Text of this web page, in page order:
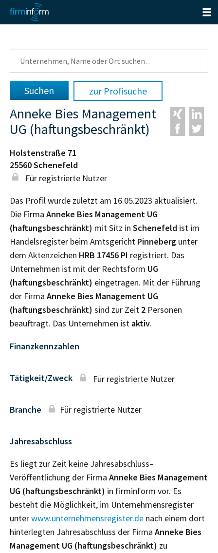
zur Profisuche
Anneke Bies Management
UG (haftungsbeschränkt)
Holstenstraße 71
25560Schenefeld
Für registrierte Nutzer
Das Profil wurde zuletzt am 16.05.2023 aktualisiert.
Die Firma Anneke Bies Management UG
(haftungsbeschränkt) mit Sitz in Schenefeld ist im
Handelsregister beim Amtsgericht Pinneberg unter
dem Aktenzeichen HRB 17456 PI registriert. Das
Unternehmen ist mit der Rechtsform UG
(haftungsbeschränkt) eingetragen. Mit der Führung
der Firma Anneke Bies Management UG
(haftungsbeschränkt) sind zur Zeit 2 Personen
beauftragt. Das Unternehmen ist aktiv.
Finanzkennzahlen
Tätigkeit/Zweck Für registrierte Nutzer
Branche Für registrierte Nutzer
Jahresabschluss
Es liegt zur Zeit keine Jahresabschluss–
Veröffentlichung der Firma Anneke Bies Management
UG (haftungsbeschränkt) in firminform vor. Es
besteht die Möglichkeit, im Unternehmensregister
unterwww.unternehmensregister.de nach einem dort
hinterlegten Jahresabschluss der Firma Anneke Bies
Management UG (haftungsbeschränkt) zu